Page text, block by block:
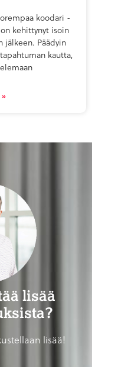
koodari -
kehittynyt isoin
jälkeen. Päädyin
kautta,
»
lisää
lisää!